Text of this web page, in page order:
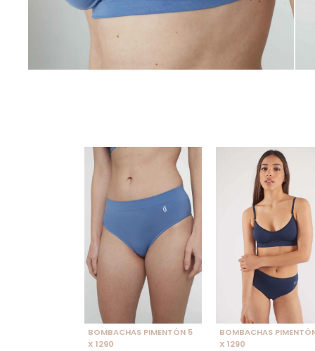
SELECCIONAR TALLE
BOMBACHAS PIMENTÓN 5
X 1290
SELECCIONAR TALLE
BOMBACHAS
X 1290